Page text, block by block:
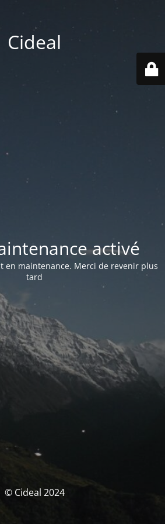
Cideal
activé
en maintenance. Merci de revenir plus
tard
© Cideal 2024